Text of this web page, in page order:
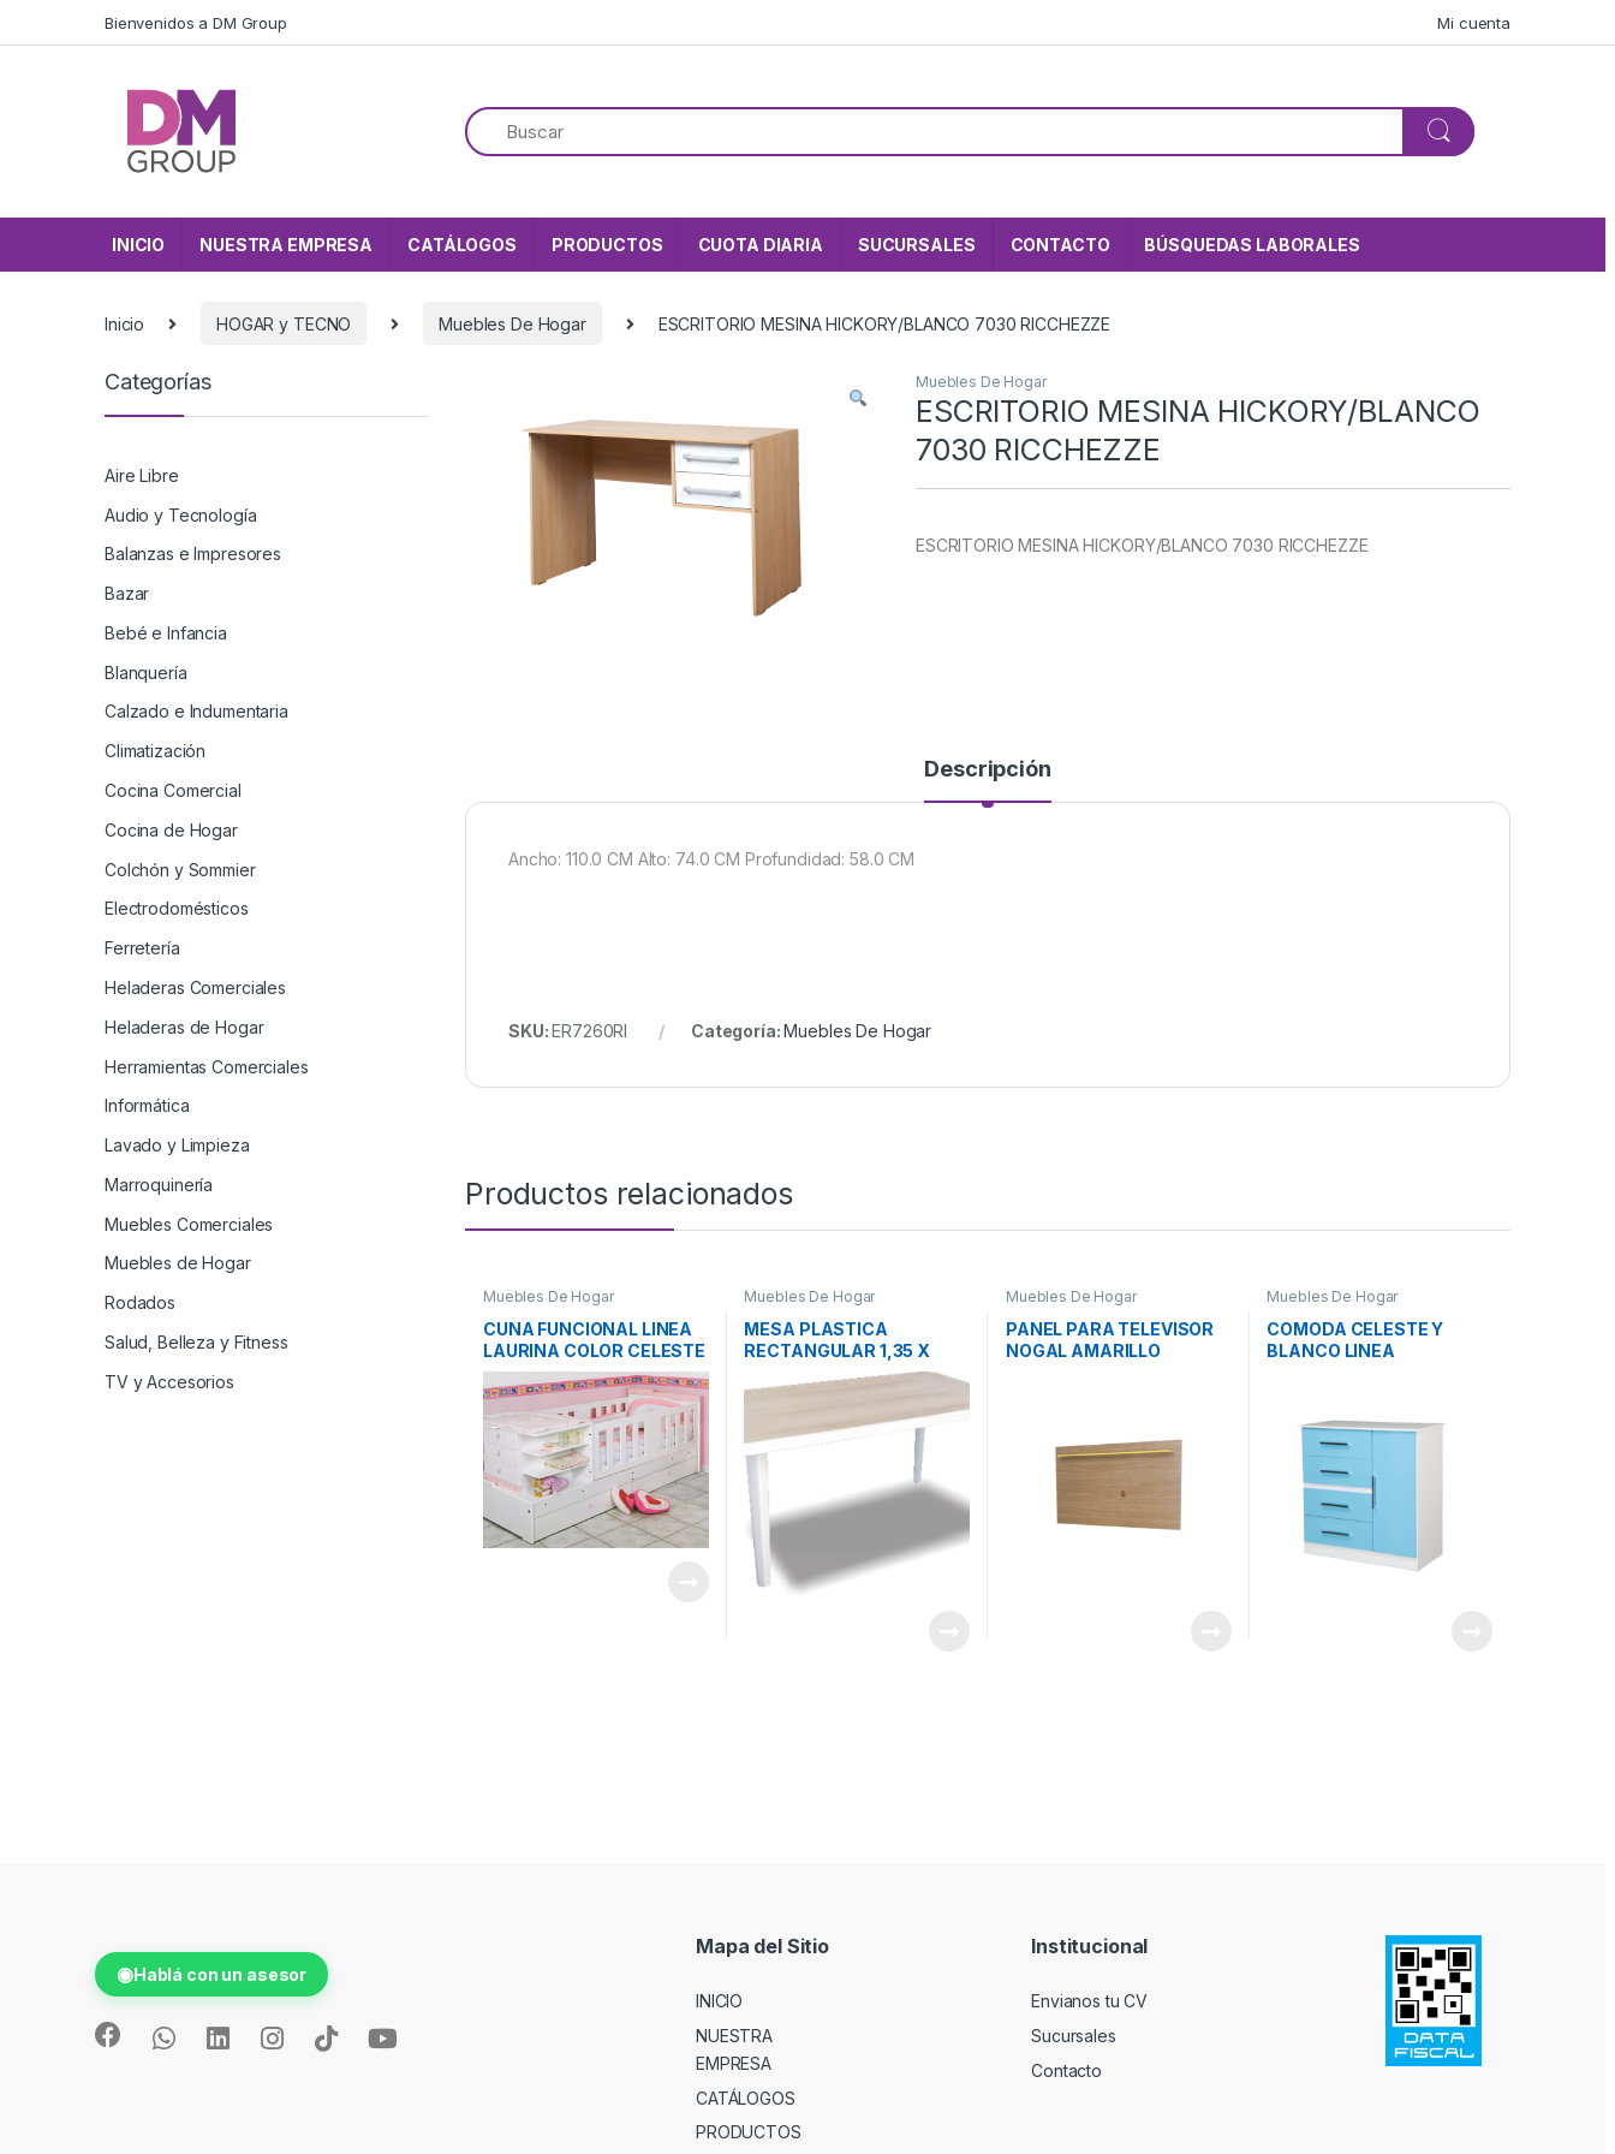
Bienvenidos a DM Group Mi cuenta
INICIO NUESTRA EMPRESA CATÁLOGOS PRODUCTOS CUOTA DIARIA SUCURSALES CONTACTO BÚSQUEDAS LABORALES
Inicio HOGAR y TECNO Muebles De Hogar ESCRITORIO MESINA HICKORY/BLANCO 7030 RICCHEZZE
Muebles De Hogar
ESCRITORIO MESINA HICKORY/BLANCO
7030 RICCHEZZE
ESCRITORIO MESINA HICKORY/BLANCO 7030 RICCHEZZE
Descripción
Ancho: 110.0 CM Alto: 74.0 CM Profundidad: 58.0 CM
SKU:ER7260RI Categoría:Muebles De Hogar
Productos relacionados
Muebles De Hogar
CUNA FUNCIONAL LINEA
LAURINA COLOR CELESTE
Muebles De Hogar
MESA PLASTICA
RECTANGULAR 1,35 X
0,80 MTS.2010415
Muebles De Hogar
PANEL PARA TELEVISOR
NOGAL AMARILLO
Muebles De Hogar
COMODA CELESTE Y
BLANCO LINEA
Categorías
Aire Libre
Audio y Tecnología
Balanzas e Impresores
Bazar
Bebé e Infancia
Blanquería
Calzado e Indumentaria
Climatización
Cocina Comercial
Cocina de Hogar
Colchón y Sommier
Electrodomésticos
Ferretería
Heladeras Comerciales
Heladeras de Hogar
Herramientas Comerciales
Informática
Lavado y Limpieza
Marroquinería
Muebles Comerciales
Muebles de Hogar
Rodados
Salud, Belleza y Fitness
TV y Accesorios
◉Hablá con un asesor
Mapa del Sitio
INICIO
NUESTRA
EMPRESA
CATÁLOGOS
PRODUCTOS
Institucional
Envianos tu CV
Sucursales
Contacto